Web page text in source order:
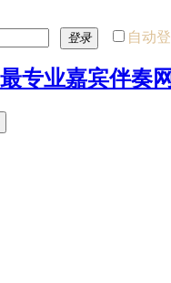
登录 自动